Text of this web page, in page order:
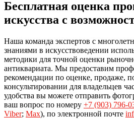
Бесплатная оценка
искусства с
Наша команда экспертов с
знаниями в искусствоведении
методики для точной оценки
антиквариата. Мы предоставим
рекомендации по оценке, продаже,
консультировании для владельцев
удобства вы можете отправить
ваш вопрос по номеру +7 (903) 796-
Viber; Max), по электронной почте